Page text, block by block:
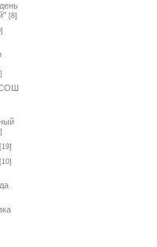
[8]
[19]
[10]